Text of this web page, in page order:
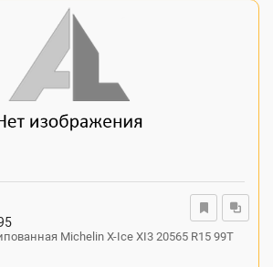
Michelin X-Ice XI3 20565 R15 99T